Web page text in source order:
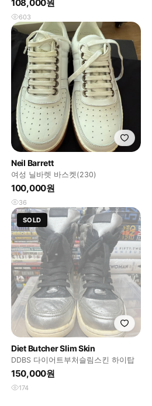
108,000원
603
Neil Barrett
여성 닐바렛 바스켓(230)
100,000원
36
SOLD
Diet Butcher Slim Skin
DDBS 다이어트부처슬림스킨 하이탑
150,000원
174